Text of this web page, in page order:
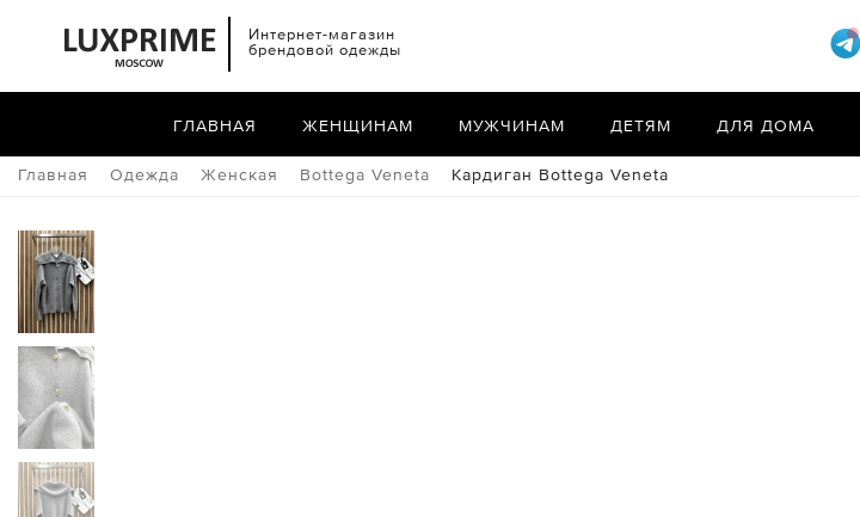
Интернет-магазин
брендовой одежды
ГЛАВНАЯ ЖЕНЩИНАМ МУЖЧИНАМ ДЕТЯМ ДЛЯ ДОМА
Главная Одежда Женская Bottega Veneta Кардиган Bottega Veneta